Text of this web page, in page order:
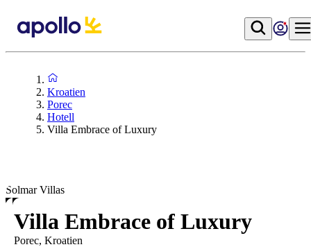
Kroatien
Porec
Hotell
Villa Embrace of Luxury
Solmar Villas
Villa Embrace of Luxury
Porec, Kroatien